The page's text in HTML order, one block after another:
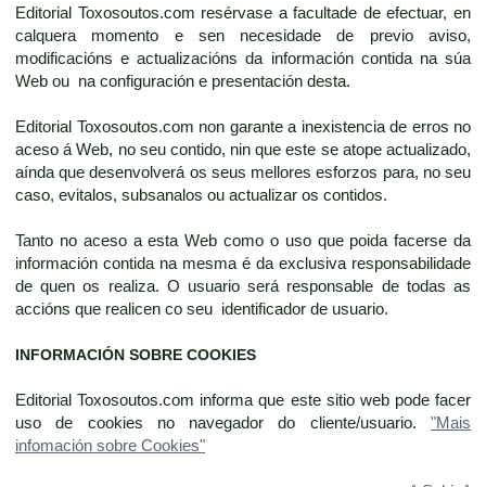
Editorial Toxosoutos.com resérvase a facultade de efectuar, en
calquera momento e sen necesidade de previo aviso,
modificacións e actualizacións da información contida na súa
Web ou na configuración e presentación desta.
Editorial Toxosoutos.com non garante a inexistencia de erros no
aceso á Web, no seu contido, nin que este se atope actualizado,
aínda que desenvolverá os seus mellores esforzos para, no seu
caso, evitalos, subsanalos ou actualizar os contidos.
Tanto no aceso a esta Web como o uso que poida facerse da
información contida na mesma é da exclusiva responsabilidade
de quen os realiza. O usuario será responsable de todas as
accións que realicen co seu identificador de usuario.
INFORMACIÓN SOBRE COOKIES
Editorial Toxosoutos.com informa que este sitio web pode facer
uso de cookies no navegador do cliente/usuario. "Mais
infomación sobre Cookies"